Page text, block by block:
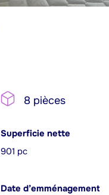
8 pièces
Superficie nette
901 pc
Date d’emménagement